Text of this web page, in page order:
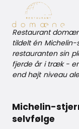
Restaurant
tildelt én Michelin-
restauranten sin
fjerde år i træk -
end højt niveau
Michelin-
selvfølge